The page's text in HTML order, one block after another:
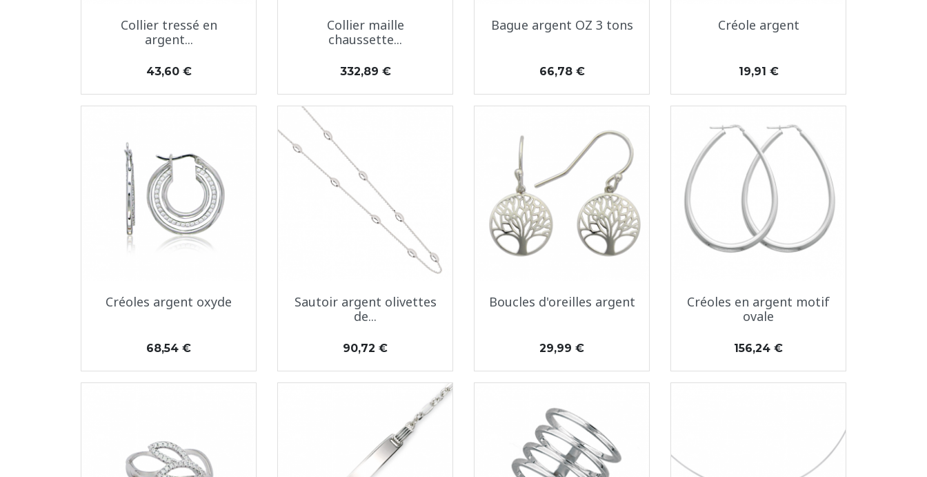
 Aperçu rapide
Collier tressé en
argent...
Prix
43,60 €
Aperçu rapide
Collier maille
chaussette...
Prix
332,89 €
Aperçu rapide
Bague argent OZ 3 tons
Prix
66,78 €
Aperçu rapide
Créole argent
Prix
19,91 €
 Aperçu rapide
Créoles argent oxyde
Prix
68,54 €
 Aperçu rapide
Sautoir argent olivettes
de...
Prix
90,72 €
Aperçu rapide
Boucles d'oreilles argent
Prix
29,99 €
Aperçu rapide
Créoles en argent motif
ovale
Prix
156,24 €